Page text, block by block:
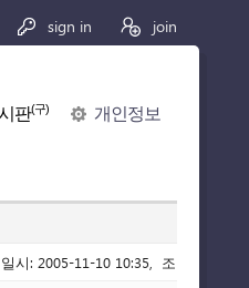
sign in join
판(구) 개인정보
시: 2005-11-10 10:35, 조회수: 3,935